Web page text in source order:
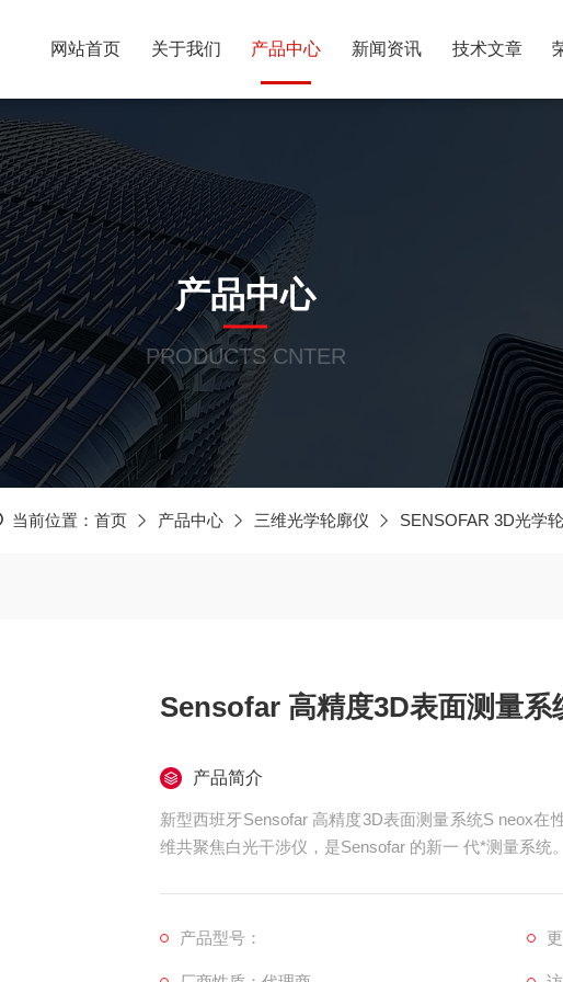
网站首页 关于我们 产品中心 新闻资讯 技术文章
产品中心
PRODUCTS CNTER
当前位置： 首页 产品中心 三维光学轮廓仪 SENSOFAR 3D光学
Sensofar 高精度3D表面测量系
产品简介
新型西班牙Sensofar 高精度3D表面测量系统S neox在
维共聚焦白光干涉仪，是Sensofar 的新一 代*测量系统。
产品型号：